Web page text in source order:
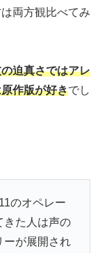
両方観比べてみ
迫真さではアレ
作版が好きでし
のオペレー
きた人は声の
ーが展開され